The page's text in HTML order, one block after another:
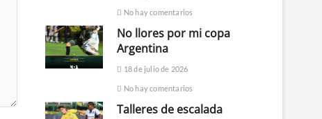
No hay comentarios
No llores por mi copa
Argentina
18 de julio de 2026
No hay comentarios
Talleres de escalada